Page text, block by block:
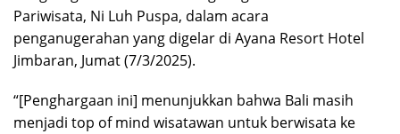
Pariwisata, Ni Luh Puspa, dalam acara
penganugerahan yang digelar di Ayana Resort Hotel
Jimbaran, Jumat (7/3/2025).
“[Penghargaan ini] menunjukkan bahwa Bali masih
menjadi top of mind wisatawan untuk berwisata ke